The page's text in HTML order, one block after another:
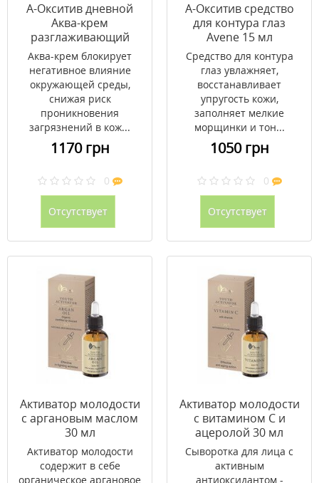
А-Окситив дневной
Аква-крем
разглаживающий
Avene 30 мл
Аква-крем блокирует
негативное влияние
окружающей среды,
снижая риск
проникновения
загрязнений в кож...
1170 грн
0
Отсутствует
А-Окситив средство
для контура глаз
Avene 15 мл
Средство для контура
глаз увлажняет,
восстанавливает
упругость кожи,
заполняет мелкие
морщинки и тон...
1050 грн
0
Отсутствует
Активатор молодости
с аргановым маслом
30 мл
Активатор молодости
содержит в себе
органическое аргановое
Активатор молодости
с витамином С и
ацеролой 30 мл
Сыворотка для лица с
активным
антиоксидантом -